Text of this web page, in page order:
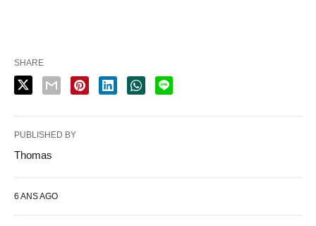
SHARE
PUBLISHED BY
Thomas
6 ANS AGO